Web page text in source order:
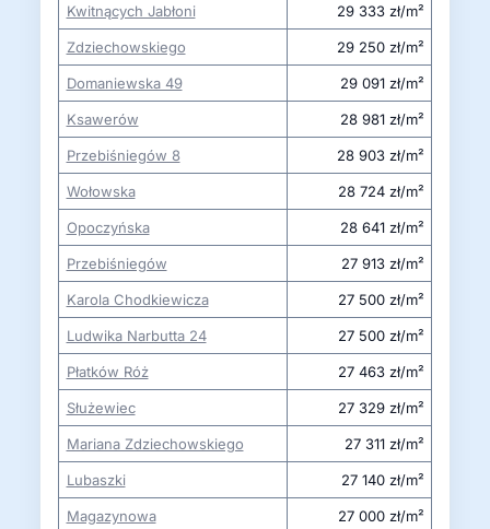
Kwitnących Jabłoni 29 333 zł/m²
Zdziechowskiego 29 250 zł/m²
Domaniewska 49 29 091 zł/m²
Ksawerów 28 981 zł/m²
Przebiśniegów 8 28 903 zł/m²
Wołowska 28 724 zł/m²
Opoczyńska 28 641 zł/m²
Przebiśniegów 27 913 zł/m²
Karola Chodkiewicza 27 500 zł/m²
Ludwika Narbutta 24 27 500 zł/m²
Płatków Róż 27 463 zł/m²
Służewiec 27 329 zł/m²
Mariana Zdziechowskiego 27 311 zł/m²
Lubaszki 27 140 zł/m²
Magazynowa 27 000 zł/m²